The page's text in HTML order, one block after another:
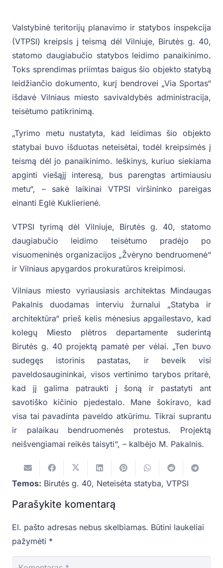
Valstybinė teritorijų planavimo ir statybos inspekcija
(VTPSI) kreipsis į teismą dėl Vilniuje, Birutės g. 40,
statomo daugiabučio statybos leidimo panaikinimo.
Toks sprendimas priimtas baigus šio objekto statybą
leidžiančio dokumento, kurį bendrovei „Via Sportas“
išdavė Vilniaus miesto savivaldybės administracija,
teisėtumo patikrinimą.
„Tyrimo metu nustatyta, kad leidimas šio objekto
statybai buvo išduotas neteisėtai, todėl kreipsimės į
teismą dėl jo panaikinimo. Ieškinys, kuriuo siekiama
apginti viešąjį interesą, bus parengtas artimiausiu
metu“, – sakė laikinai VTPSI viršininko pareigas
einanti Eglė Kuklierienė.
VTPSI tyrimą dėl Vilniuje, Birutės g. 40, statomo
daugiabučio leidimo teisėtumo pradėjo po
visuomeninės organizacijos „Žvėryno bendruomenė“
ir Vilniaus apygardos prokuratūros kreipimosi.
Vilniaus miesto vyriausiasis architektas Mindaugas
Pakalnis duodamas interviu žurnalui „Statyba ir
architektūra“ prieš kelis mėnesius apgailestavo, kad
kolegų Miesto plėtros departamente suderintą
Birutės g. 40 projektą pamatė per vėlai. „Ten buvo
sudegęs istorinis pastatas, ir beveik visi
paveldosaugininkai, visos vertinimo tarybos pritarė,
kad jį galima patraukti į šoną ir pastatyti ant
savotiško kičinio pjedestalo. Mane šokiravo, kad
visa tai pavadinta paveldo atkūrimu. Tikrai suprantu
ir palaikau bendruomenės protestus. Projektą
neišvengiamai reikės taisyti“, – kalbėjo M. Pakalnis.
Temos: Birutės g. 40, Neteisėta statyba, VTPSI
Parašykite komentarą
El. pašto adresas nebus skelbiamas. Būtini laukeliai
pažymėti *